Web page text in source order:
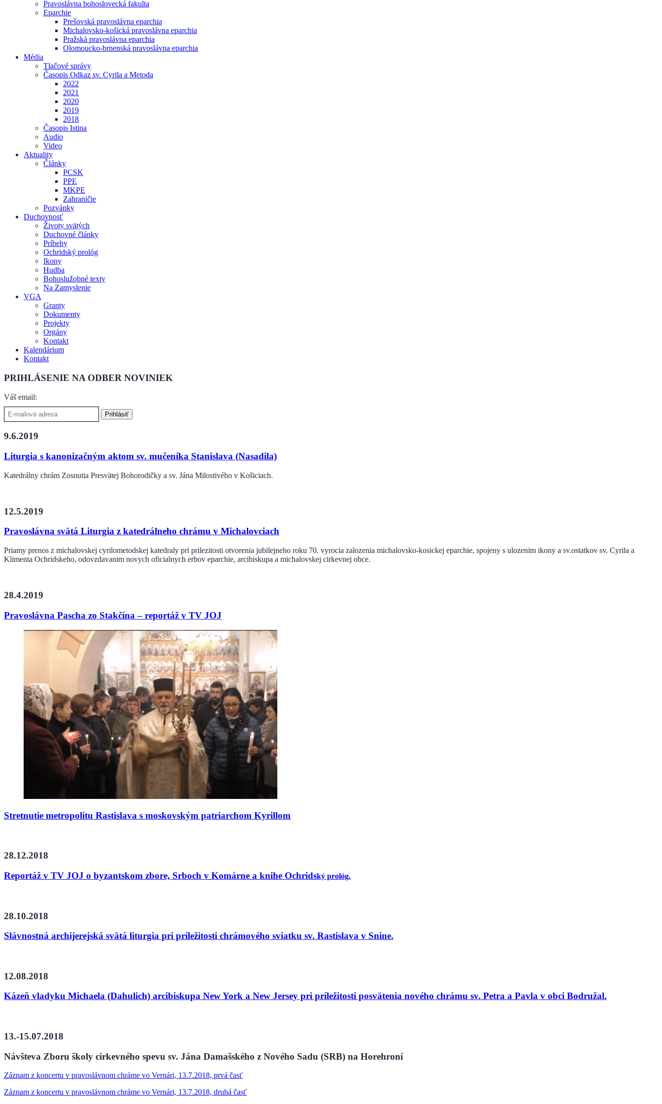
Pravoslávna bohoslovecká fakulta
Eparchie
Prešovská pravoslávna eparchia
Michalovsko-košická pravoslávna eparchia
Pražská pravoslávna eparchia
Olomoucko-brnenská pravoslávna eparchia
Média
Tlačové správy
Časopis Odkaz sv. Cyrila a Metoda
2022
2021
2020
2019
2018
Časopis Istina
Audio
Video
Aktuality
Články
PCSK
PPE
MKPE
Zahraničie
Pozvánky
Duchovnosť
Životy svätých
Duchovné články
Príbehy
Ochridský prológ
Ikony
Hudba
Bohoslužobné texty
Na Zamyslenie
VGA
Granty
Dokumenty
Projekty
Orgány
Kontakt
Kalendárium
Kontakt
PRIHLÁSENIE NA ODBER NOVINIEK
Váš email:
9.6.2019
Liturgia s kanonizačným aktom sv. mučeníka Stanislava (Nasadila)
Katedrálny chrám Zosnutia Presvätej Bohorodičky a sv. Jána Milostivého v Košiciach.
12.5.2019
Pravoslávna svätá Liturgia z katedrálneho chrámu v Michalovciach
Priamy prenos z michalovskej cyrilometodskej katedraly pri prilezitosti otvorenia jubilejneho roku 70. vyrocia zalozenia michalovsko-kosickej eparchie, spojeny s ulozenim ikony a sv.ostatkov sv. Cyrila a
Klimenta Ochridskeho, odovzdavanim novych oficialnych erbov eparchie, arcibiskupa a michalovskej cirkevnej obce.
28.4.2019
Pravoslávna Pascha zo Stakčína – reportáž v TV JOJ
Stretnutie metropolitu Rastislava s moskovským patriarchom Kyrillom
28.12.2018
Reportáž v TV JOJ o byzantskom zbore, Srboch v Komárne a knihe Ochridský prológ.
28.10.2018
Slávnostná archijerejská svätá liturgia pri príležitosti chrámového sviatku sv. Rastislava v Snine.
12.08.2018
Kázeň vladyku Michaela (Dahulich) arcibiskupa New York a New Jersey pri príležitosti posvätenia nového chrámu sv. Petra a Pavla v obci Bodružal.
13.-15.07.2018
Návšteva Zboru školy cirkevného spevu sv. Jána Damašského z Nového Sadu (SRB) na Horehroní
Záznam z koncertu v pravoslávnom chráme vo Vernári, 13.7.2018, prvá časť
Záznam z koncertu v pravoslávnom chráme vo Vernári, 13.7.2018, druhá časť